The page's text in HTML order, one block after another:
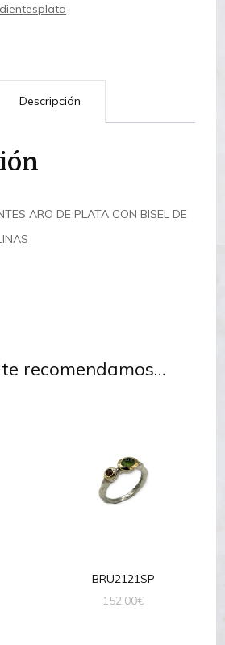
Descripción
ARO DE PLATA CON BISEL DE
recomendamos…
BRU2121SP
152,00€